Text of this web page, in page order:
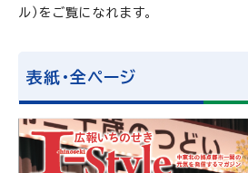
ル）をご覧になれます。
表紙・全ページ